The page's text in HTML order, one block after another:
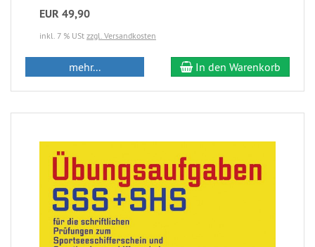
EUR 49,90
inkl. 7 % USt zzgl. Versandkosten
mehr... In den Warenkorb